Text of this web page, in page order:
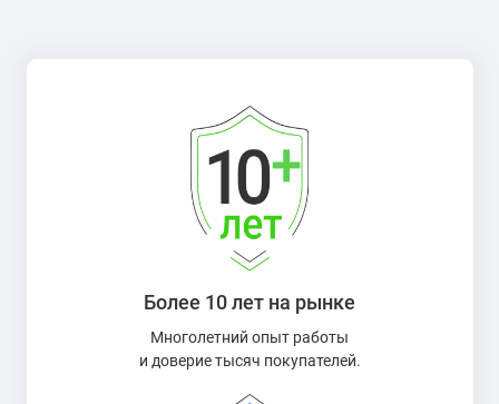
Более 10 лет на рынке
Многолетний опыт работы
и доверие тысяч покупателей.